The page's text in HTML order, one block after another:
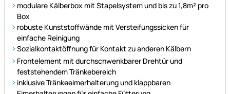
modulare Kälberbox mit Stapelsystem und bis zu 1,8m² pro
Box
robuste Kunststoffwände mit Versteifungssicken für
einfache Reinigung
Sozialkontaktöffnung für Kontakt zu anderen Kälbern
Frontelement mit durchschwenkbarer Drehtür und
feststehendem Tränkebereich
inklusive Tränkeeimerhalterung und klappbaren